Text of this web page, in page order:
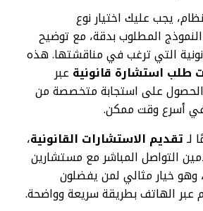
يجب عليك اختيار نوع
المطلوب بدقة، مع توضيح
التي ترغب في مناقشتها. هذه
طلب استشارة قانونية عبر
الحصول على استجابة متخصصة من
في أسرع وقت ممكن.
لـتقديم الاستشارات القانونية،
التواصل المباشر مع مستشارين
وهو خيار مثالي لمن يفضلون
الهاتف بطريقة سريعة وواضحة.